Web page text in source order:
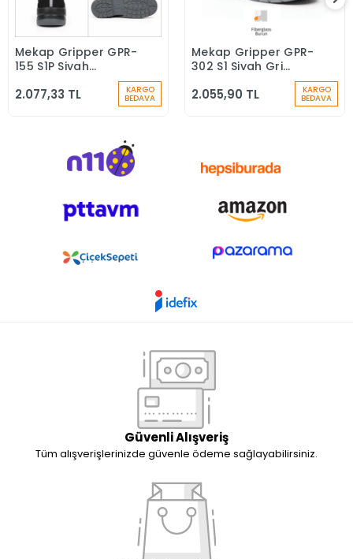
Sepete Ekle
Mekap Gripper GPR-
155 S1P Siyah
Microfiber Kompozit
Iş Güvenlik
2.077,33 TL KARGO
BEDAVA
Sepete Ekle
Mekap Gripper GPR-
302 S1 Siyah Gri
Fiberglass Burun İş
Ayakkabısı
2.055,90 TL KARGO
BEDAVA
Güvenli Alışveriş
Tüm alışverişlerinizde güvenle ödeme sağlayabilirsiniz.